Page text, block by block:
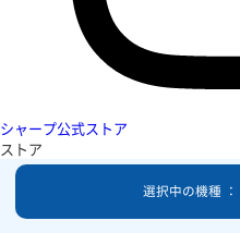
シャープ公式ストア
ストア
選択中の機種 ：